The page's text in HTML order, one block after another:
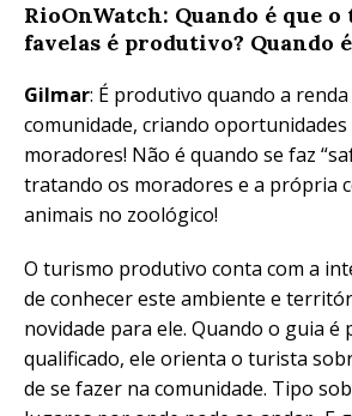
RioOnWatch: Quando é que
favelas é produtivo? Quando
Gilmar: É produtivo quando a
comunidade, criando oportunidades
moradores! Não é quando se faz
tratando os moradores e a própria
animais no zoológico!
O turismo produtivo conta com a
de conhecer este ambiente e
novidade para ele. Quando o guia é
qualificado, ele orienta o turista
de se fazer na comunidade. Tipo